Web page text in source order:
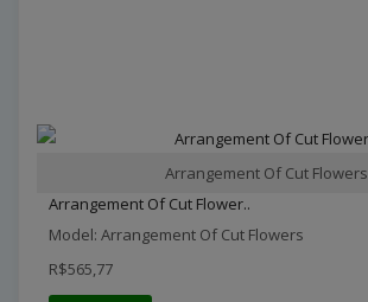
Arrangement Of Cut Flowers
Arrangement Of Cut Flower..
Model: Arrangement Of Cut Flowers
R$565,77